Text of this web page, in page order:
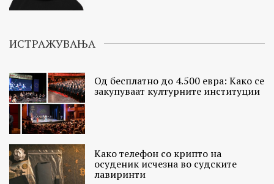
ИСТРАЖУВАЊА
Од бесплатно до 4.500 евра: Како се
закупуваат културните институции
Како телефон со крипто на
осуденик исчезна во судските
лавиринти